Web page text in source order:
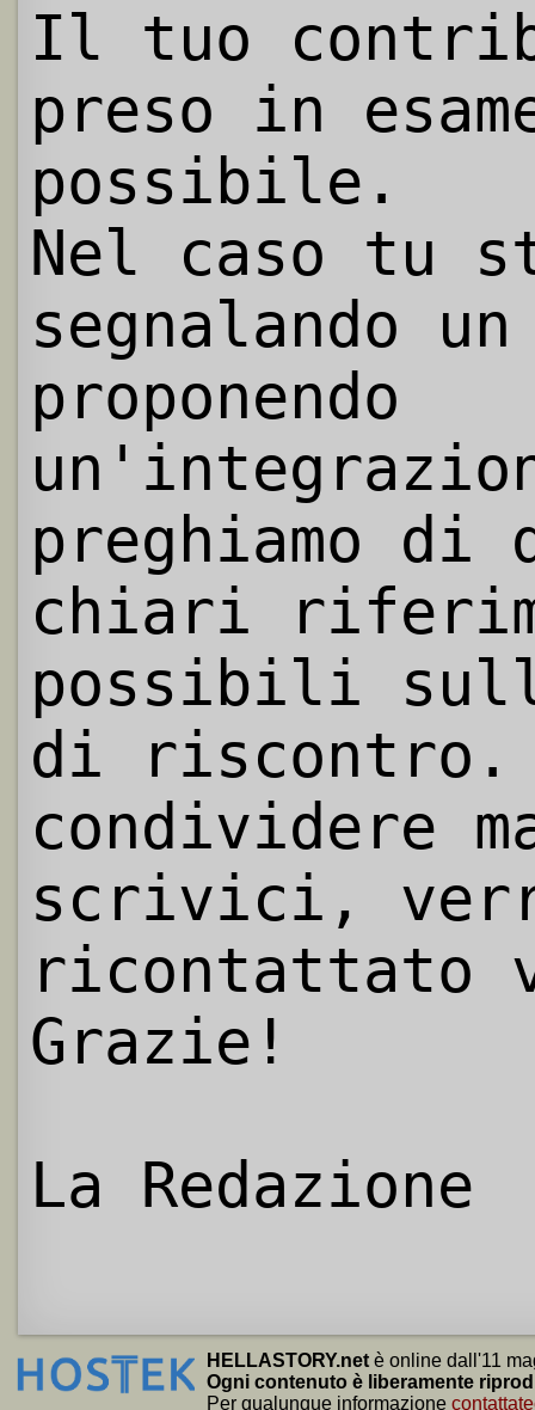
Il tuo
preso in
possibile.
Nel caso tu
segnalando
proponendo
preghiamo
chiari
possibili
di riscontro.
condividere
scrivici,
ricontattato
Grazie!
La Redazione
HELLASTORY.net è online dall'11
Ogni contenuto è liberamente
Per qualunque informazione